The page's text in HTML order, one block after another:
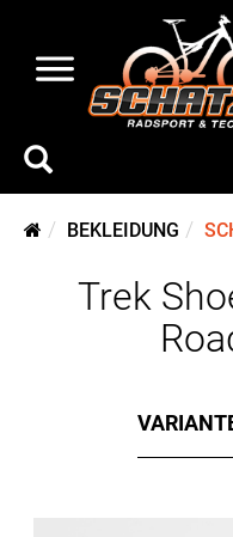
BEKLEIDUNG
Trek